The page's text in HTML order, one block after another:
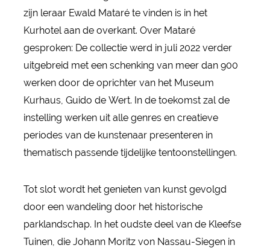
zijn leraar Ewald Mataré te vinden is in het
Kurhotel aan de overkant. Over Mataré
gesproken: De collectie werd in juli 2022 verder
uitgebreid met een schenking van meer dan 900
werken door de oprichter van het Museum
Kurhaus, Guido de Wert. In de toekomst zal de
instelling werken uit alle genres en creatieve
periodes van de kunstenaar presenteren in
thematisch passende tijdelijke tentoonstellingen.
Tot slot wordt het genieten van kunst gevolgd
door een wandeling door het historische
parklandschap. In het oudste deel van de Kleefse
Tuinen, die Johann Moritz von Nassau-Siegen in